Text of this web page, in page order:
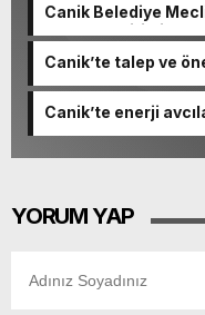
Canik Belediye
gerçekleştirildi
Canik’te talep ve
Canik’te enerji
YORUM YAP